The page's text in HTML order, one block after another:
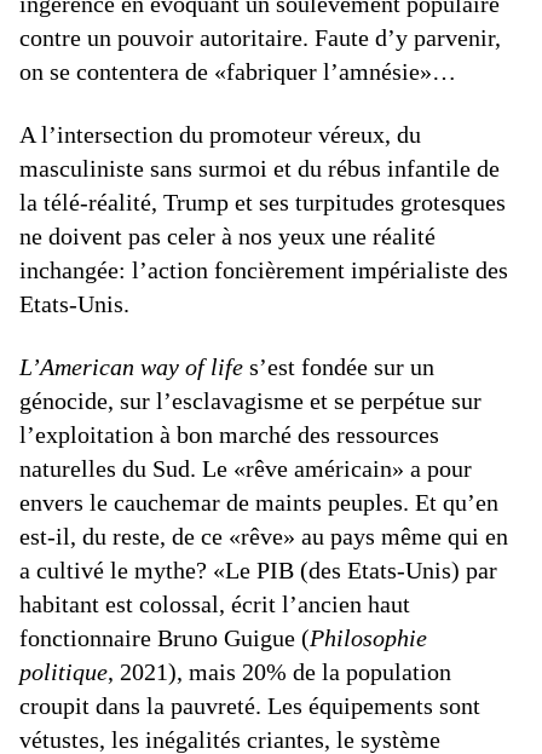
contre un pouvoir autoritaire. Faute d’y parvenir,
on se contentera de «fabriquer l’amnésie»…
A l’intersection du promoteur véreux, du
masculiniste sans surmoi et du rébus infantile de
la télé-réalité, Trump et ses turpitudes grotesques
ne doivent pas celer à nos yeux une réalité
inchangée: l’action foncièrement impérialiste des
Etats-Unis.
L’American way of life s’est fondée sur un
génocide, sur l’esclavagisme et se perpétue sur
l’exploitation à bon marché des ressources
naturelles du Sud. Le «rêve américain» a pour
envers le cauchemar de maints peuples. Et qu’en
est-il, du reste, de ce «rêve» au pays même qui en
a cultivé le mythe? «Le PIB (des Etats-Unis) par
habitant est colossal, écrit l’ancien haut
fonctionnaire Bruno Guigue (Philosophie
politique, 2021), mais 20% de la population
croupit dans la pauvreté. Les équipements sont
vétustes, les inégalités criantes, le système